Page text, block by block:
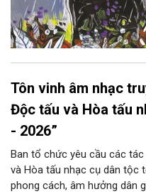
Tôn vinh âm nhạc
Độc tấu và Hòa tấu
- 2026”
Ban tổ chức yêu cầu các
và Hòa tấu nhạc cụ dân tộc
phong cách, âm hưởng dân